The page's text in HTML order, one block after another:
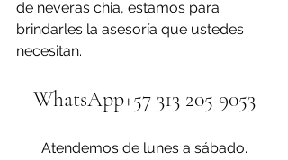
de neveras chia, estamos para
brindarles la asesoría que ustedes
necesitan.
WhatsApp+57 313 205 9053
Atendemos de lunes a sábado.